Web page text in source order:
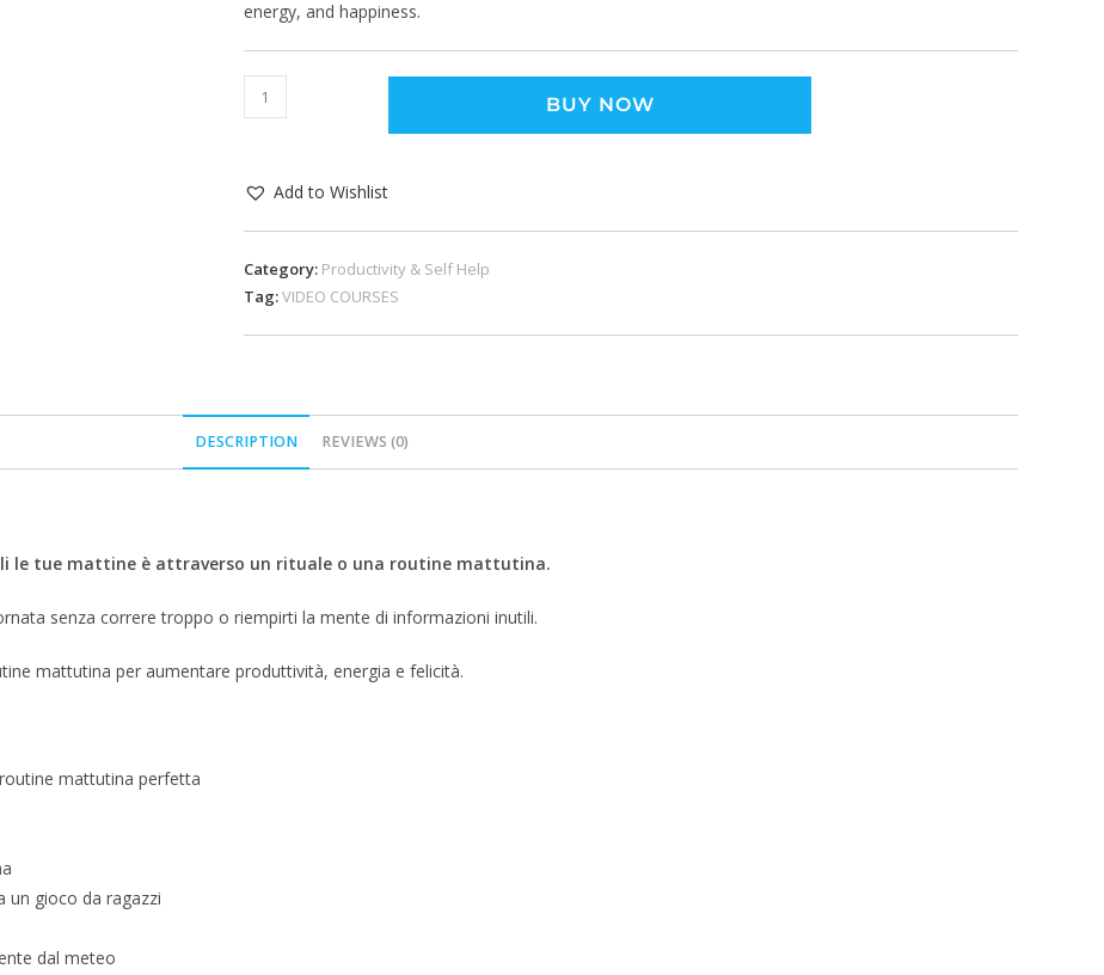
energy, and happiness.
BUY NOW
Add to Wishlist
Category: Productivity & Self Help
Tag:VIDEO COURSES
DESCRIPTION REVIEWS (0)
le tue mattine è attraverso un rituale o una routine mattutina.
senza correre troppo o riempirti la mente di informazioni inutili.
mattutina per aumentare produttività, energia e felicità.
mattutina perfetta
un gioco da ragazzi
dal meteo